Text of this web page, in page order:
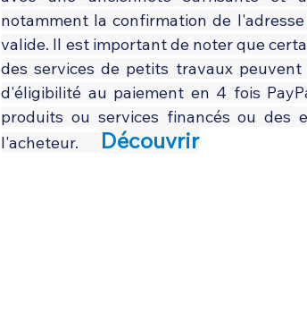
notamment la confirmation de
valide. Il est important de noter que
des services de petits travaux
d'éligibilité au paiement en 4 fois
produits ou services financés ou des
l'acheteur.
Découvrir